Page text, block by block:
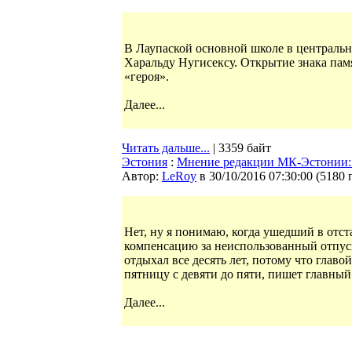
В Лаупаской основной школе в
Харальду Нугисексу. Открытие знака
«героя».
Далее...
Читать дальше... | 3359 байт
Эстония : Мнение редакции МК-Эстонии:
Автор: LeRoy в 30/10/2016 07:30:00 (5180
Нет, ну я понимаю, когда ушедший в
компенсацию за неиспользованный
отдыхал все десять лет, потому что
пятницу с девяти до пяти, пишет
Далее...